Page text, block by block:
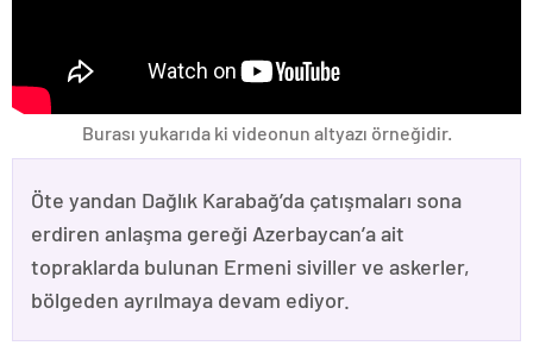
Burası yukarıda ki videonun altyazı örneğidir.
Öte yandan Dağlık Karabağ’da çatışmaları sona
erdiren anlaşma gereği Azerbaycan’a ait
topraklarda bulunan Ermeni siviller ve askerler,
bölgeden ayrılmaya devam ediyor.